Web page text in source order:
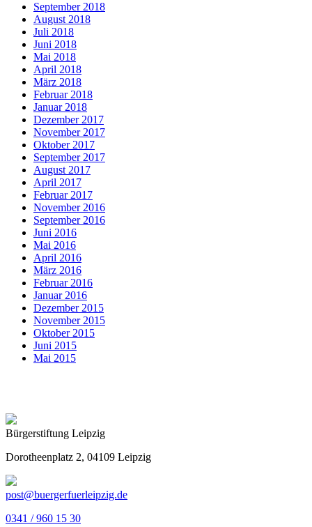
September 2018
August 2018
Juli 2018
Juni 2018
Mai 2018
April 2018
März 2018
Februar 2018
Januar 2018
Dezember 2017
November 2017
Oktober 2017
September 2017
August 2017
April 2017
Februar 2017
November 2016
September 2016
Juni 2016
Mai 2016
April 2016
März 2016
Februar 2016
Januar 2016
Dezember 2015
November 2015
Oktober 2015
Juni 2015
Mai 2015
Bürgerstiftung Leipzig
Dorotheenplatz 2, 04109 Leipzig
post@buergerfuerleipzig.de
0341 / 960 15 30